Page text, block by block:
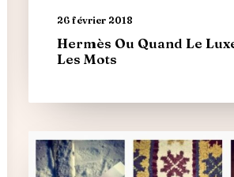
26 février 2018
Hermès Ou Quand Le
Les Mots